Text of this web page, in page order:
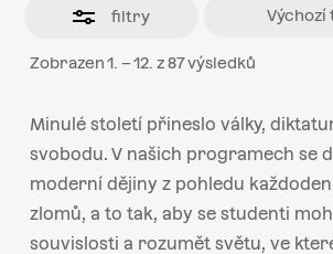
filtry
Zobrazen 1. – 12. z 87 výsledků
Minulé století přineslo války,
svobodu. V našich programech se
moderní dějiny z pohledu
zlomů, a to tak, aby se studenti
souvislosti a rozumět světu, ve